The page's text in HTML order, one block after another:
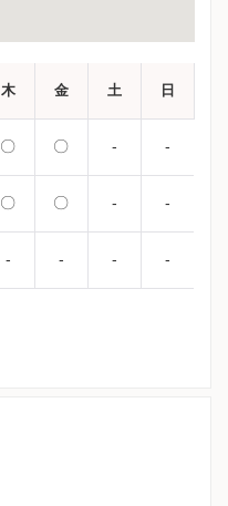
木 金 土 日
〇 〇 - -
〇 〇 - -
- - - -
可能性がございます。
または直接お問い合わせく